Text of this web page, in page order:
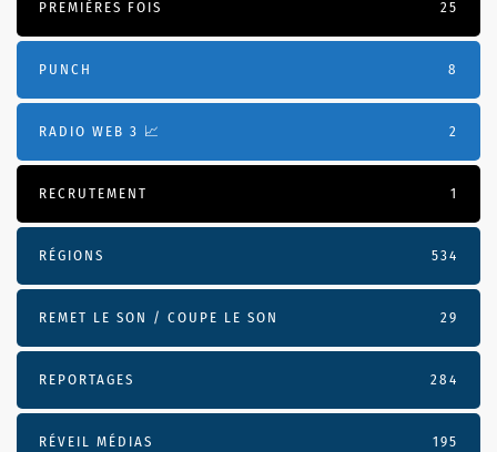
PREMIÈRES FOIS 25
PUNCH 8
RADIO WEB 3 📈 2
RECRUTEMENT 1
RÉGIONS 534
REMET LE SON / COUPE LE SON 29
REPORTAGES 284
RÉVEIL MÉDIAS 195